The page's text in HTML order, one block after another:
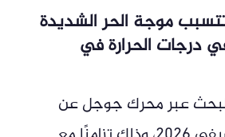
موجة الحر الشديدة
درجات الحرارة في
عبر محرك جوجل عن